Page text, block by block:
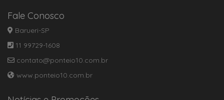
Fale Conosco
Barueri-SP
11 99729-1608
contato@ponteio10.com.br
www.ponteio10.com.br